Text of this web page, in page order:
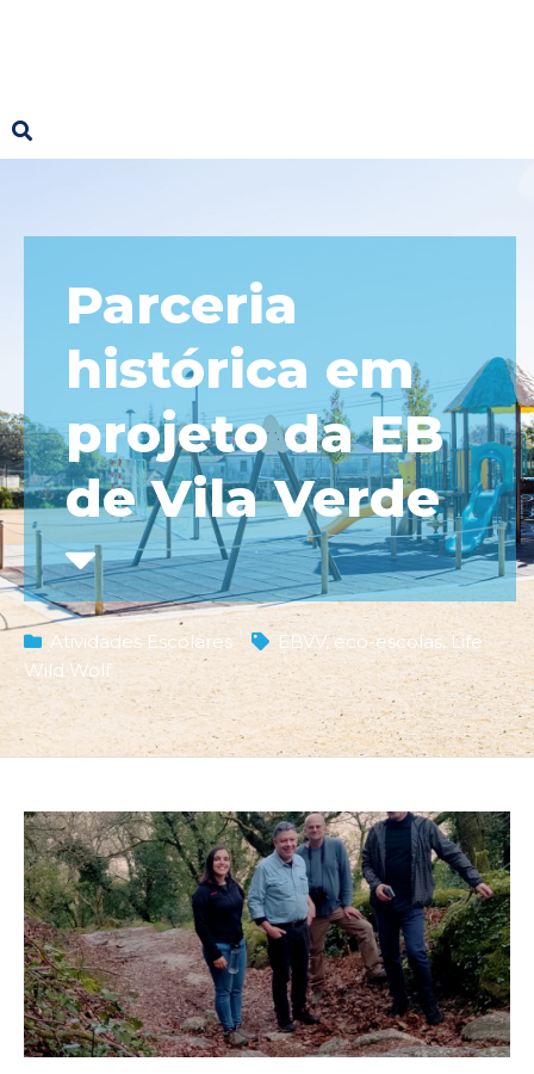
Parceria
histórica em
projeto da EB
de Vila Verde
Atividades Escolares EBVV,eco-escolas, Life
Wild Wolf